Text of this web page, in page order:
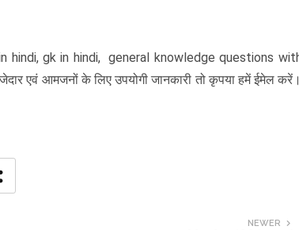
hindi, gk in hindi, general knowledge questions
एवं आमजनों के लिए उपयोगी जानकारी तो कृपया हमें ईमेल
NEWER